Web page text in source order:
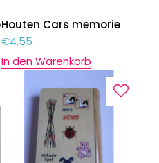
Houten Cars memorie
€4,55
In den Warenkorb